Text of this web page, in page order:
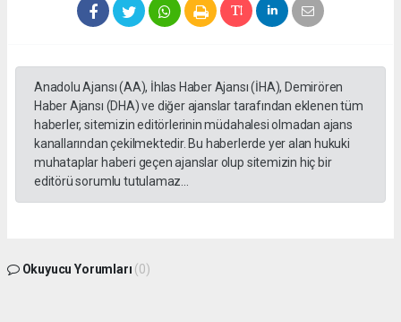
Anadolu Ajansı (AA), İhlas Haber Ajansı (İHA), Demirören
Haber Ajansı (DHA) ve diğer ajanslar tarafından eklenen tüm
haberler, sitemizin editörlerinin müdahalesi olmadan ajans
kanallarından çekilmektedir. Bu haberlerde yer alan hukuki
muhataplar haberi geçen ajanslar olup sitemizin hiç bir
editörü sorumlu tutulamaz...
Okuyucu Yorumları (0)